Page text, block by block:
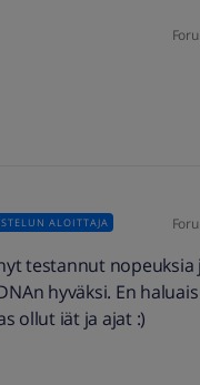
ALOITTAJA
testannut nopeuksia
hyväksi. En
ollut iät ja ajat :)